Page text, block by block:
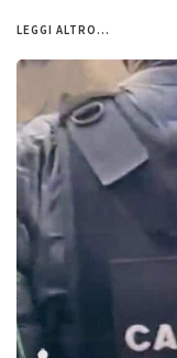
LEGGI ALTRO...